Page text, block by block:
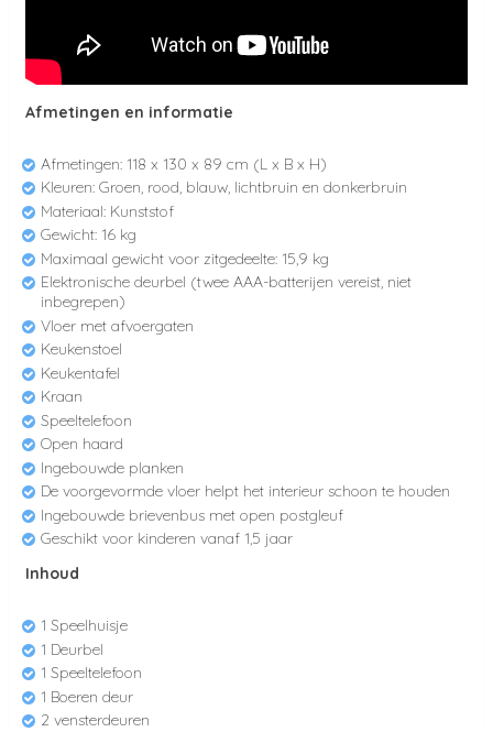
Afmetingen en informatie
Afmetingen: 118 x 130 x 89 cm (L x B x H)
Kleuren: Groen, rood, blauw, lichtbruin en donkerbruin
Materiaal: Kunststof
Gewicht: 16 kg
Maximaal gewicht voor zitgedeelte: 15,9 kg
Elektronische deurbel (twee AAA-batterijen vereist, niet
inbegrepen)
Vloer met afvoergaten
Keukenstoel
Keukentafel
Kraan
Speeltelefoon
Open haard
Ingebouwde planken
De voorgevormde vloer helpt het interieur schoon te houden
Ingebouwde brievenbus met open postgleuf
Geschikt voor kinderen vanaf 1,5 jaar
Inhoud
1 Speelhuisje
1 Deurbel
1 Speeltelefoon
1 Boeren deur
2 vensterdeuren